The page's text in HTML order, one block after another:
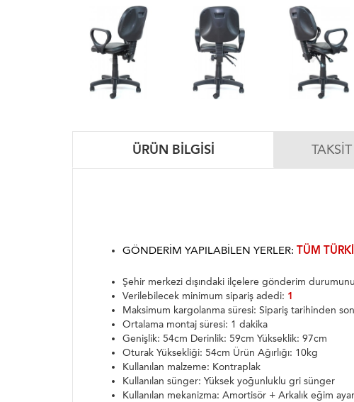
ÜRÜN BILGISI
GÖNDERIM YAPILABILEN YERLER: TÜM
Şehir merkezi dışındaki ilçelere gönderim
Verilebilecek minimum sipariş adedi: 1
Maksimum kargolanma süresi: Sipariş tarihinden
Ortalama montaj süresi: 1 dakika
Genişlik: 54cm Derinlik: 59cm Yükseklik: 97cm
Oturak Yüksekliği: 54cm Ürün Ağırlığı: 10kg
Kullanılan malzeme: Kontraplak
Kullanılan sünger: Yüksek yoğunluklu gri sünger
Kullanılan mekanizma: Amortisör + Arkalık eğim